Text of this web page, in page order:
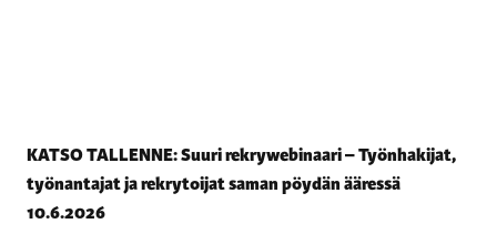
KATSO TALLENNE: Suuri rekrywebinaari – Työnhakijat,
työnantajat ja rekrytoijat saman pöydän ääressä
10.6.2026